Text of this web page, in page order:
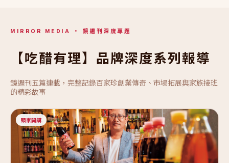
MIRROR MEDIA · 鏡週刊深度專題
【吃醋有理】品牌深度系列報導
鏡週刊五篇連載，完整記錄百家珍創業傳奇、市場拓展與家族接班
的精彩故事
頭家開講